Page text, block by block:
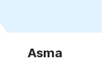
Asma